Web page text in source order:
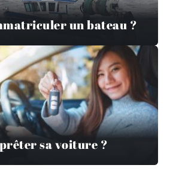
un bateau ?
sa voiture ?